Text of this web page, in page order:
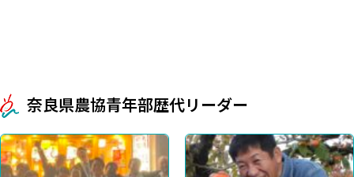
奈良県農協青年部歴代リーダー